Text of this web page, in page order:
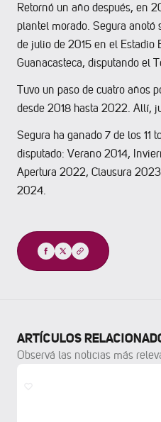
Retornó un año después, en
plantel morado. Segura
de julio de 2015 en el Estadio
Guanacasteca, disputando el
Tuvo un paso de cuatro años
desde 2018 hasta 2022. Allí,
Segura ha ganado 7 de los 11
disputado: Verano 2014,
Apertura 2022, Clausura
2024.
Compartir
ARTÍCULOS
Observá las noticias más